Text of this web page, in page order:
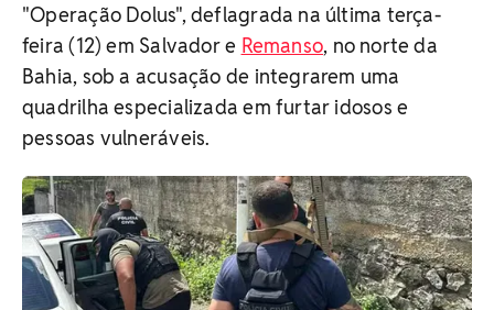
"Operação Dolus", deflagrada na última terça-
feira (12) em Salvador e Remanso, no norte da
Bahia, sob a acusação de integrarem uma
quadrilha especializada em furtar idosos e
pessoas vulneráveis.